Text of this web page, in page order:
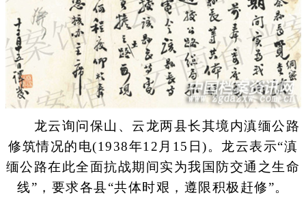
龙云询问保山、云龙两县长其境内滇缅公路
修筑情况的电(1938年12月15日)。龙云表示“滇
缅公路在此全面抗战期间实为我国防交通之生命
线”，要求各县“共体时艰，遵限积极赶修”。